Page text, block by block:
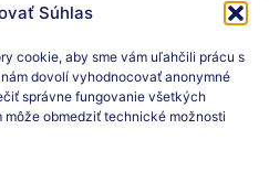
Súhlas
cookie, aby sme vám uľahčili prácu s
dovolí vyhodnocovať anonymné
správne fungovanie všetkých
obmedziť technické možnosti
nášho